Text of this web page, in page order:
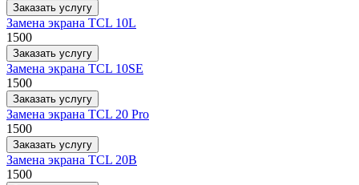
Заказать услугу
Замена экрана TCL 10L
1500
Заказать услугу
Замена экрана TCL 10SE
1500
Заказать услугу
Замена экрана TCL 20 Pro
1500
Заказать услугу
Замена экрана TCL 20B
1500